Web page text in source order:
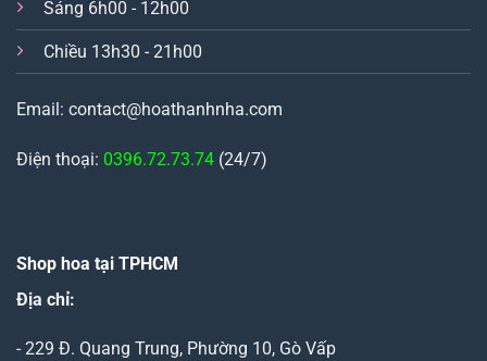
Sáng 6h00 - 12h00
Chiều 13h30 - 21h00
Email: contact@hoathanhnha.com
Điện thoại: 0396.72.73.74 (24/7)
Shop hoa tại TPHCM
Địa chỉ:
- 229 Đ. Quang Trung, Phường 10, Gò Vấp